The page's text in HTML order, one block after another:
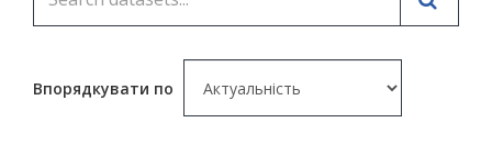
Впорядкувати по